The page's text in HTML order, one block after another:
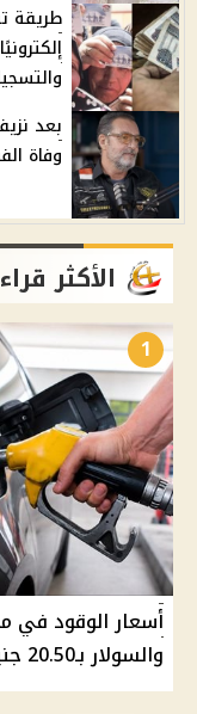
بعد
وفاة
الأكثر
1
والسولار بـ20.50 جنيه